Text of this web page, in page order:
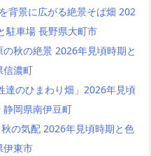
背景に広がる絶景そば畑 202
駐車場 長野県大町市
秋の絶景 2026年見頃時期と
信濃町
達のひまわり畑」2026年見頃
岡県南伊豆町
の気配 2026年見頃時期と色
伊東市